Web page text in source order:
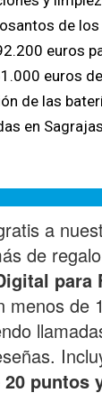
de
euros
euros
de las
en